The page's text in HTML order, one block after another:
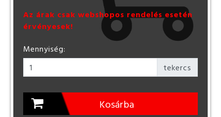
Az árak csak webshopos rendelés esetén
érvényesek!
Mennyiség:
tekercs
Kosárba